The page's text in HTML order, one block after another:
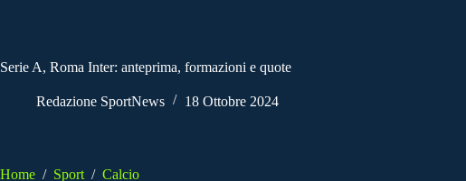
Serie A, Roma Inter: anteprima, formazioni e quote
Redazione SportNews 18 Ottobre 2024
Home / Sport / Calcio